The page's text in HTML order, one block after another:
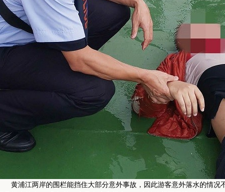
黄浦江两岸的围栏能挡住大部分意外事故，因此游客意外落水的情况